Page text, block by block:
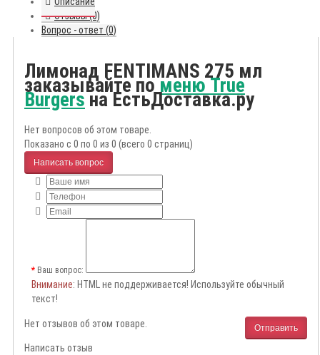
Отзывы (0)
Вопрос - ответ (0)
Лимонад FENTIMANS 275 мл
заказывайте поменю True
Burgersна ЕстьДоставка.ру
Нет вопросов об этом товаре.
Показано с 0 по 0 из 0 (всего 0 страниц)
Написать вопрос
Ваш вопрос:
Внимание: HTML не поддерживается! Используйте обычный
текст!
Отправить
Нет отзывов об этом товаре.
Написать отзыв